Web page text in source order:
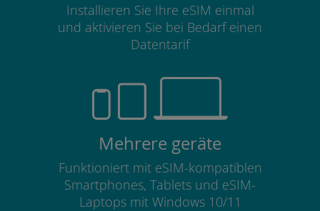
Installieren Sie Ihre eSIM einmal
und aktivieren Sie bei Bedarf einen
Datentarif
Mehrere geräte
Funktioniert mit eSIM-kompatiblen
Smartphones, Tablets und eSIM-
Laptops mit Windows 10/11